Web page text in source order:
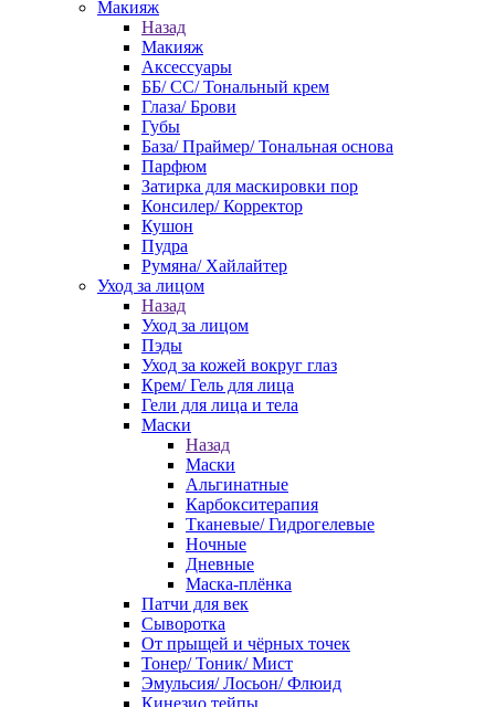
Макияж
Назад
Макияж
Аксессуары
ББ/ СС/ Тональный крем
Глаза/ Брови
Губы
База/ Праймер/ Тональная основа
Парфюм
Затирка для маскировки пор
Консилер/ Корректор
Кушон
Пудра
Румяна/ Хайлайтер
Уход за лицом
Назад
Уход за лицом
Пэды
Уход за кожей вокруг глаз
Крем/ Гель для лица
Гели для лица и тела
Маски
Назад
Маски
Альгинатные
Карбокситерапия
Тканевые/ Гидрогелевые
Ночные
Дневные
Маска-плёнка
Патчи для век
Сыворотка
От прыщей и чёрных точек
Тонер/ Тоник/ Мист
Эмульсия/ Лосьон/ Флюид
Кинезио тейпы